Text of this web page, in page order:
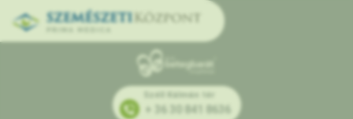
+ 36 30 841 8636